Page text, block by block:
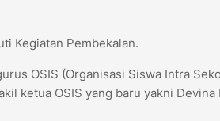
Kegiatan Pembekalan.
OSIS (Organisasi Siswa Intra
ketua OSIS yang baru yakni Devina